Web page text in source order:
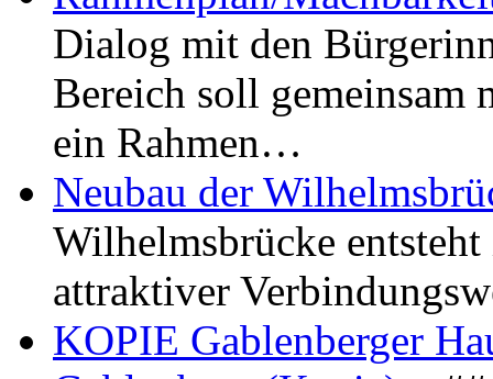
Dialog mit den
Bereich soll gemeinsam
ein Rahmen…
Neubau der
Wilhelmsbrücke
attraktiver
KOPIE Gablenberger